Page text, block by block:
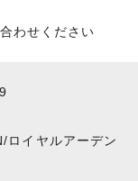
わせください
ロイヤルアーデン